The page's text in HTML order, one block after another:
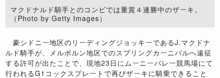
マクドナルド騎手とのコンビでは重賞４連勝中のザーキ。
（Photo by Getty Images）
豪シドニー地区のリーディングジョッキーであるJ.マクドナ
ルド騎手が、メルボルン地区でのスプリングカーニバルへ遠征
する許可が出たことで、現地23日にムーニーバレー競馬場にて
行われるG1コックスプレートで再びザーキに騎乗できること